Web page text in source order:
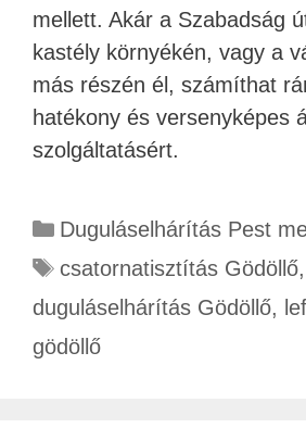
mellett. Akár a Szabadság
kastély környékén, vagy a
más részén él, számíthat
hatékony és versenyképes
szolgáltatásért.
Duguláselhárítás Pest
csatornatisztítás Gödöllő,
duguláselhárítás Gödöllő,
gödöllő